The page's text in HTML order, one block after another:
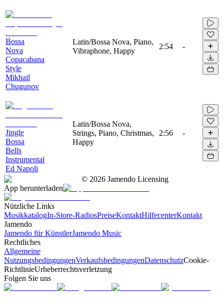
Bossa
Nova
Copacabana
Style
Mikhail
Chugunov
Latin/Bossa Nova, Piano,
Vibraphone, Happy
2:54 -
Jingle
Bossa
Bells
Instrumental
Ed Napoli
Latin/Bossa Nova,
Strings, Piano, Christmas,
Happy
2:56 -
© 2026 Jamendo Licensing
App herunterladen
Nützliche Links
MusikkatalogIn-Store-RadiosPreiseKontaktHilfecenterKontakt
Jamendo
Jamendo für KünstlerJamendo Music
Rechtliches
Allgemeine
NutzungsbedingungenVerkaufsbedingungenDatenschutzCookie-
RichtlinieUrheberrechtsverletzung
Folgen Sie uns